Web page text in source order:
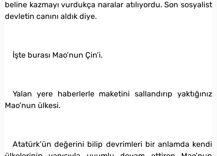
beline kazmayı vurdukça naralar atılıyordu. Son sosyalist
devletin canını aldık diye.
İşte burası Mao’nun Çin’i.
Yalan yere haberlerle maketini sallandırıp yaktığınız
Mao’nun ülkesi.
Atatürk’ün değerini bilip devrimleri bir anlamda kendi